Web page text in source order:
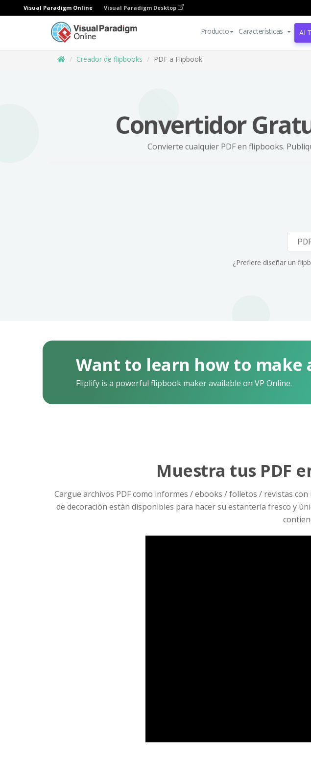
Visual Paradigm Online Visual Paradigm Desktop
Producto Características AI
Creador de flipbooks PDF a Flipbook
Convertidor
Convierte cualquier PDF en flipbooks.
¿Prefiere diseñar un
Want to learn how to make
Fliplify is a powerful flipbook maker available on VP Online.
Muestra tus PDF
Cargue archivos PDF como informes / ebooks / folletos / revistas
de decoración están disponibles para hacer su estantería fresco y